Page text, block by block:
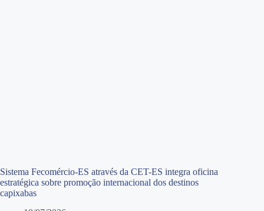
Sistema Fecomércio-ES através da CET-ES integra oficina
estratégica sobre promoção internacional dos destinos
capixabas